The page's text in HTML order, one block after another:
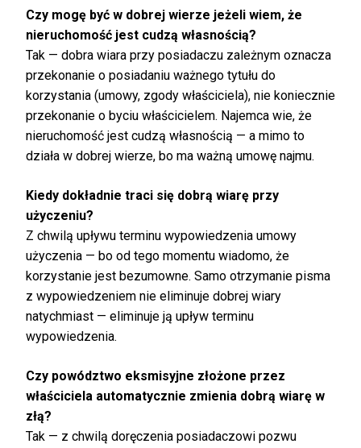
Czy mogę być w dobrej wierze jeżeli wiem, że
nieruchomość jest cudzą własnością?
Tak — dobra wiara przy posiadaczu zależnym oznacza
przekonanie o posiadaniu ważnego tytułu do
korzystania (umowy, zgody właściciela), nie koniecznie
przekonanie o byciu właścicielem. Najemca wie, że
nieruchomość jest cudzą własnością — a mimo to
działa w dobrej wierze, bo ma ważną umowę najmu.
Kiedy dokładnie traci się dobrą wiarę przy
użyczeniu?
Z chwilą upływu terminu wypowiedzenia umowy
użyczenia — bo od tego momentu wiadomo, że
korzystanie jest bezumowne. Samo otrzymanie pisma
z wypowiedzeniem nie eliminuje dobrej wiary
natychmiast — eliminuje ją upływ terminu
wypowiedzenia.
Czy powództwo eksmisyjne złożone przez
właściciela automatycznie zmienia dobrą wiarę w
złą?
Tak — z chwilą doręczenia posiadaczowi pozwu